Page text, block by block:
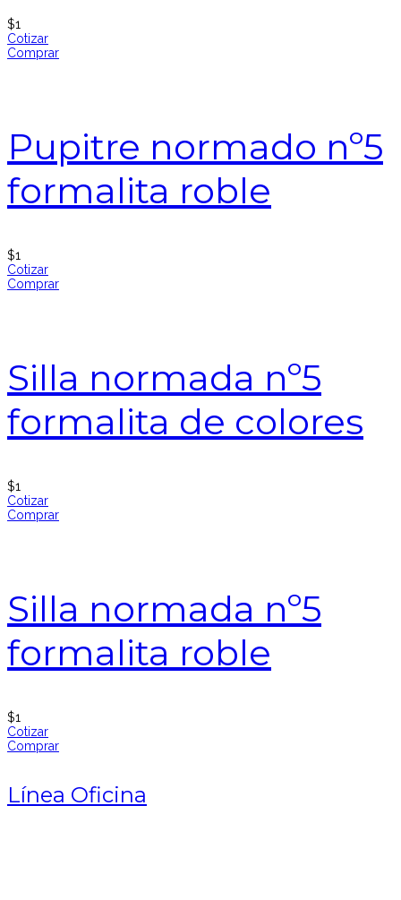
$1
Cotizar
Comprar
Pupitre normado nº5
formalita roble
$1
Cotizar
Comprar
Silla normada nº5
formalita de colores
$1
Cotizar
Comprar
Silla normada nº5
formalita roble
$1
Cotizar
Comprar
Línea Oficina